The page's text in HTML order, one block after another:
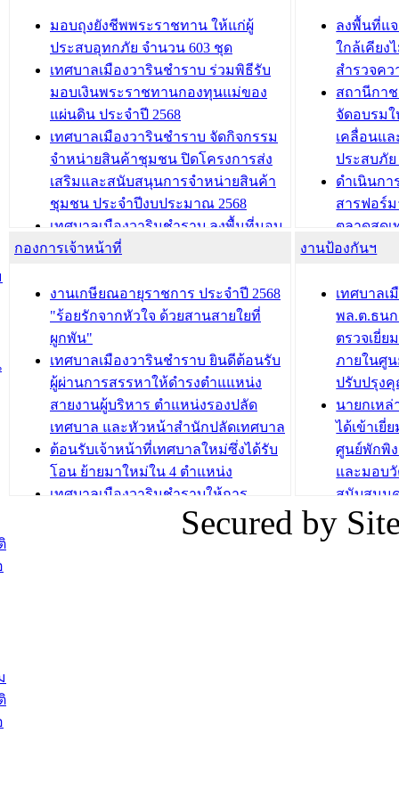
บทความ อื่นๆ ...
เทศบาลเมืองวารินชำราบ ร่วมการ
ประชุมวิชาการระดับนานาชาติและ
นิทรรศการด้านนวัตกรรมท้องถิ่น 2568
และรับรางวัลทีมนักวิจัยดีเด่นจาก
นวัตกรรมโครงการทะเบียนภาษีป้าย
ประชุมผู้เช่าอาคารพาณิชย์ บริเวณ
ถนนเกษมสุขและถนนประทุมเทพภักดี
บทความ อื่นๆ ...
เทศบาล
รับฟังคว
ผังเมือง
วารินชำ
เทศบาล
ซักซ้อมแ
ประโยช
บทความ อื่นๆ ...
มอบถุงยังชีพพระราชทาน ให้แก่ผู้
ประสบอุทกภัย จำนวน 603 ชุด
เทศบาลเมืองวารินชำราบ ร่วมพิธีรับ
มอบเงินพระราชทานกองทุนแม่ของ
แผ่นดิน ประจำปี 2568
เทศบาลเมืองวารินชำราบ จัดกิจกรรม
จำหน่ายสินค้าชุมชน ปิดโครงการส่ง
เสริมและสนับสนุนการจำหน่ายสินค้า
ชุมชน ประจำปีงบประมาณ 2568
เทศบาลเมืองวารินชำราบ ลงพื้นที่มอบ
น้ำดื่มแก่ผู้พักอาศัย ณ ศูนย์พักพิง
กองสวัสดิการสังคม เทศบาลเมือง
วารินชำราบ จัดโครงการอบรมอาชีพ
ระยะสั้น ประจำปี 2568 (หลักสูตรการ
ถักทอผลิตภัณฑ์จากถุงพลาสติก)
บทความ อื่นๆ ...
ลงพื้นที่แ
ใกล้เคียง
สำรวจค
สถานีกา
จัดอบรม
เคลื่อนแ
ประสบภั
ดำเนินกา
สารฟอร์
ตลาดสดเ
วารินชำร
ถนนแก่เ
เด็กเล็ก
เทศบาลเ
ปรึกษาห
วัยของอ
บทความ อื่นๆ ...
กองการเจ้าหน้าที่
งานเกษียณอายุราชการ ประจำปี 2568
"ร้อยรักจากหัวใจ ด้วยสานสายใยที่
ผูกพัน"
เทศบาลเมืองวารินชำราบ ยินดีต้อนรับ
ผู้ผ่านการสรรหาให้ดำรงตำแแหน่ง
สายงานผู้บริหาร ตำแหน่งรองปลัด
เทศบาล และหัวหน้าสำนักปลัดเทศบาล
ต้อนรับเจ้าหน้าที่เทศบาลใหม่ซึ่งได้รับ
โอน ย้ายมาใหม่ใน 4 ตำแหน่ง
เทศบาลเมืองวารินชำราบให้การ
ต้อนรับพนักงานเทศบาลผู้ผ่านการ
สรรหาให้ดำรงตำแหน่งสายงานผู้
งานป้องกันฯ
เทศบาลเ
พล.ต.ธน
ตรวจเยี่ย
ภายในศู
ปรับปรุง
นายกเห
ได้เข้าเยี่
ศูนย์พักพิ
และมอบ
สนับสนุน
ภัยน้ำท่วม
ภาพบรร
Secured by